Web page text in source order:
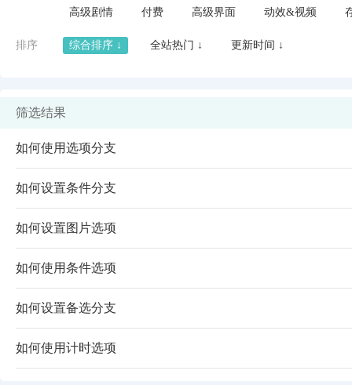
闪艺
高级剧情 付费 高级界面 动效&视频
排序 综合排序 ↓ 全站热门 ↓ 更新时间 ↓
筛选结果
如何使用选项分支
如何设置条件分支
如何设置图片选项
如何使用条件选项
如何设置备选分支
如何使用计时选项